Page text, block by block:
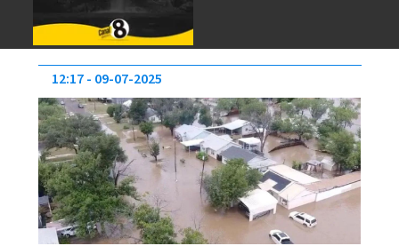
12:17 09-07-2025